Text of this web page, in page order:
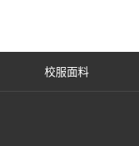
校服面料